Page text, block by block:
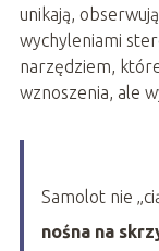
unikają,
wychyleniami
narzędziem,
wznoszenia, ale
Samolot nie
nośna na